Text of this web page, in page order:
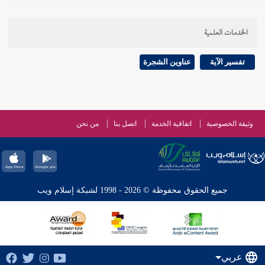
الخدمات العلمية
تفسير الآية عناوين الشجرة
وثيقة الخصوصية اتفاقية الخدمة اتصل بنا من نحن
جميع الحقوق محفوظة © 2026 - 1998 لشبكة إسلام ويب
عربي